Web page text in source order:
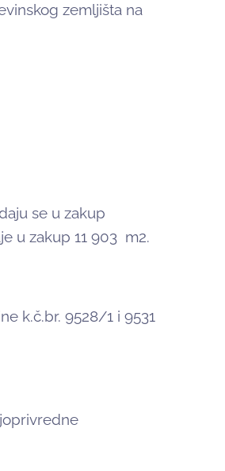
zemljišta na
se u zakup
u zakup 11 903 m2.
k.č.br. 9528/1 i 9531